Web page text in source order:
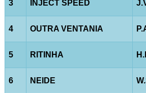
3 INJECT SPEED
4 OUTRA VENTANIA
5 RITINHA
6 NEIDE